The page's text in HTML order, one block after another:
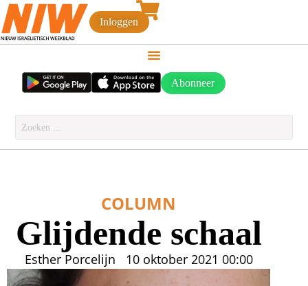
Inloggen
Abonneer
COLUMN
Glijdende schaal
Esther Porcelijn 10 oktober 2021 00:00